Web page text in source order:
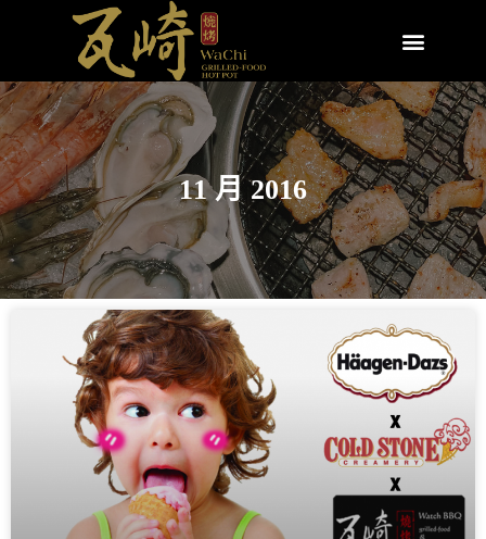
11 月 2016